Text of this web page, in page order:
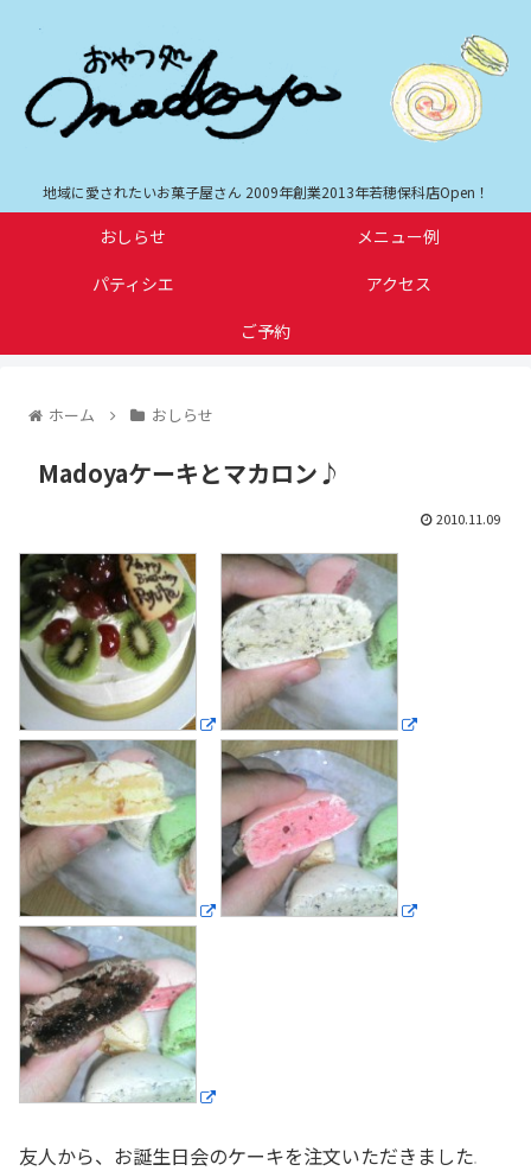
地域に愛されたいお菓子屋さん 2009年創業2013年若穂保科店Open！
おしらせ
メニュー例
パティシエ
アクセス
ご予約
ホーム おしらせ
Madoyaケーキとマカロン♪
2010.11.09
友人から、お誕生日会のケーキを注文いただきました